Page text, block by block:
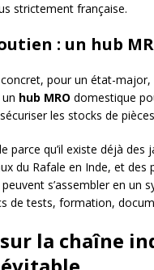
strictement française.
: un hub
pour un état-major,
hub MRO domestique
les stocks de
parce qu’il existe déjà
du Rafale en Inde, et
peuvent s’assembler en
de tests, formation,
la chaîne